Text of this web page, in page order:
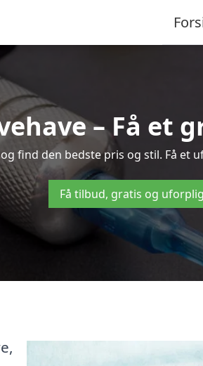
– Få et
find den bedste pris og stil. Få
Få tilbud, gratis og